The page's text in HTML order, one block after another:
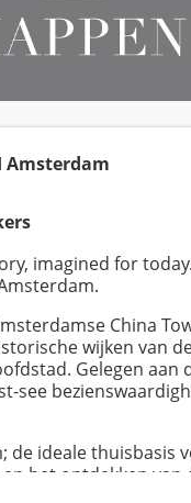
Amsterdam
imagined for
China
wijken van
Gelegen aan
see
de ideale thuisbasis
het ontdekken van